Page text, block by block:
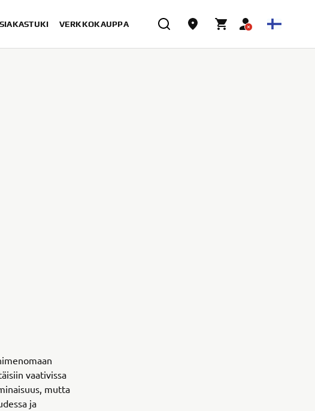
VERKKOKAUPPA
vaativissa
mutta
ja